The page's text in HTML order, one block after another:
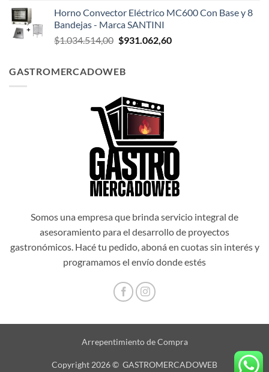
original
era:
$1.047.174,00.
actual
$942.456,60.
Horno Convector Eléctrico MC600 Con Base y 8
Bandejas - Marca SANTINI
$1.034.514,00 El
era:
$931.062,60El
GASTROMERCADOWEB
Somos una empresa que brinda servicio integral de
asesoramiento para el desarrollo de proyectos
gastronómicos. Hacé tu pedido, aboná en cuotas sin interés y
programamos el envío donde estés
Arrepentimiento de Compra
Copyright 2026 © GASTROMERCADOWEB